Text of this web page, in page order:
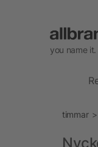
you name
timmar